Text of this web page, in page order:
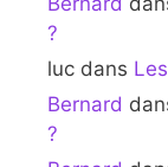
?
luc dans
Bernard
?